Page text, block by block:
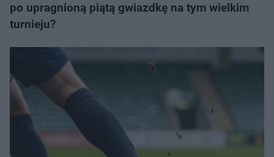
po upragnioną piątą gwiazdkę na tym wielkim
turnieju?